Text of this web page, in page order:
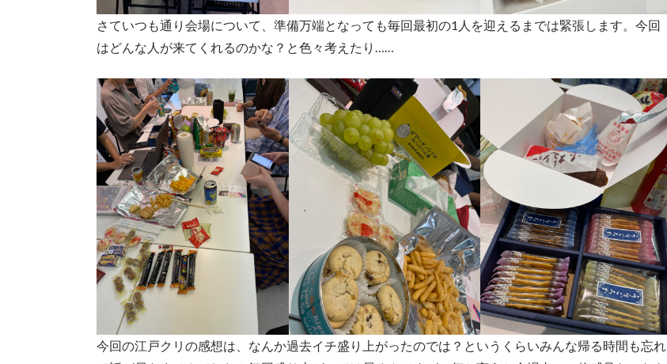
さていつも通り会場について、準備万端となっても毎回最初の1人を迎えるまでは緊張します。今回
はどんな人が来てくれるのかな？と色々考えたり……
今回の江戸クリの感想は、なんか過去イチ盛り上がったのでは？というくらいみんな帰る時間も忘れ